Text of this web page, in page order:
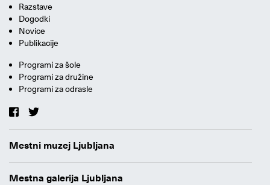
Razstave
Dogodki
Novice
Publikacije
Programi za šole
Programi za družine
Programi za odrasle
Mestni muzej Ljubljana
Mestna galerija Ljubljana